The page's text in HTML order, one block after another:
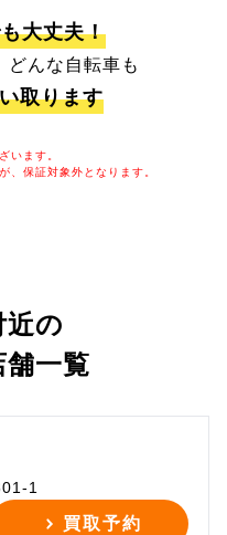
大丈夫！
どんな自転車も
取ります
います。
、保証対象外となります。
近の
舗一覧
1
買取予約